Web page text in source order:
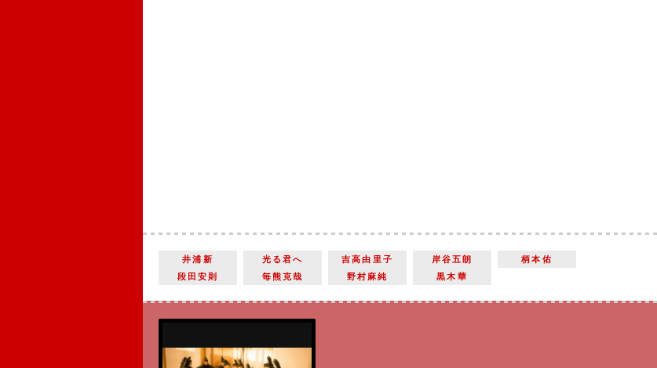
井浦新 光る君へ 吉高由里子 岸谷五朗
柄本佑
段田安則
毎熊克哉 野村麻純 黒木華